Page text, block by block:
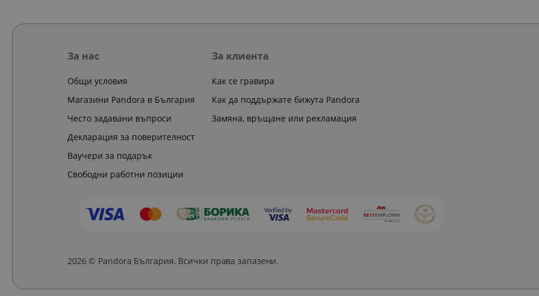
За нас
Общи условия
Магазини Pandora в България
Често задавани въпроси
Декларация за поверителност
Ваучери за подарък
Свободни работни позиции
За клиента
Как се гравира
Как да поддържате бижута Pandora
Замяна, връщане или рекламация
2026 © Pandora България. Всички права запазени.